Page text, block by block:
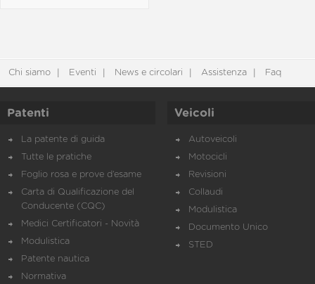
Chi siamo Eventi News e circolari Assistenza Faq
Patenti
La patente di guida
Tutte le pratiche
Foglio rosa e prove d’esame
Carta di Qualificazione del
Conducente (CQC)
Medici Certificatori - Novità
Modulistica
Patente nautica
Normativa
Veicoli
Autoveicoli
Motocicli
Revisioni
Collaudi
Modulistica
Documento Unico
STED